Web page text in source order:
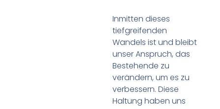
Inmitten dieses
tiefgreifenden
Wandels ist und bleibt
unser Anspruch, das
Bestehende zu
verändern, um es zu
verbessern. Diese
Haltung haben uns